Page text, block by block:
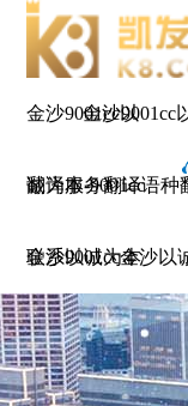
金沙9001cc以
诚为本-9001cc
金沙以诚为本
金沙9001cc
翻译服务翻译语种
联系9001cc金沙以